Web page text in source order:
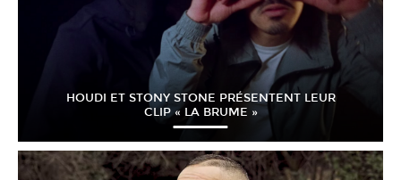
HOUDI ET STONY STONE PRÉSENTENT LEUR
CLIP « LA BRUME »